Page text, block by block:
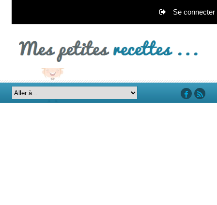
Se connecter